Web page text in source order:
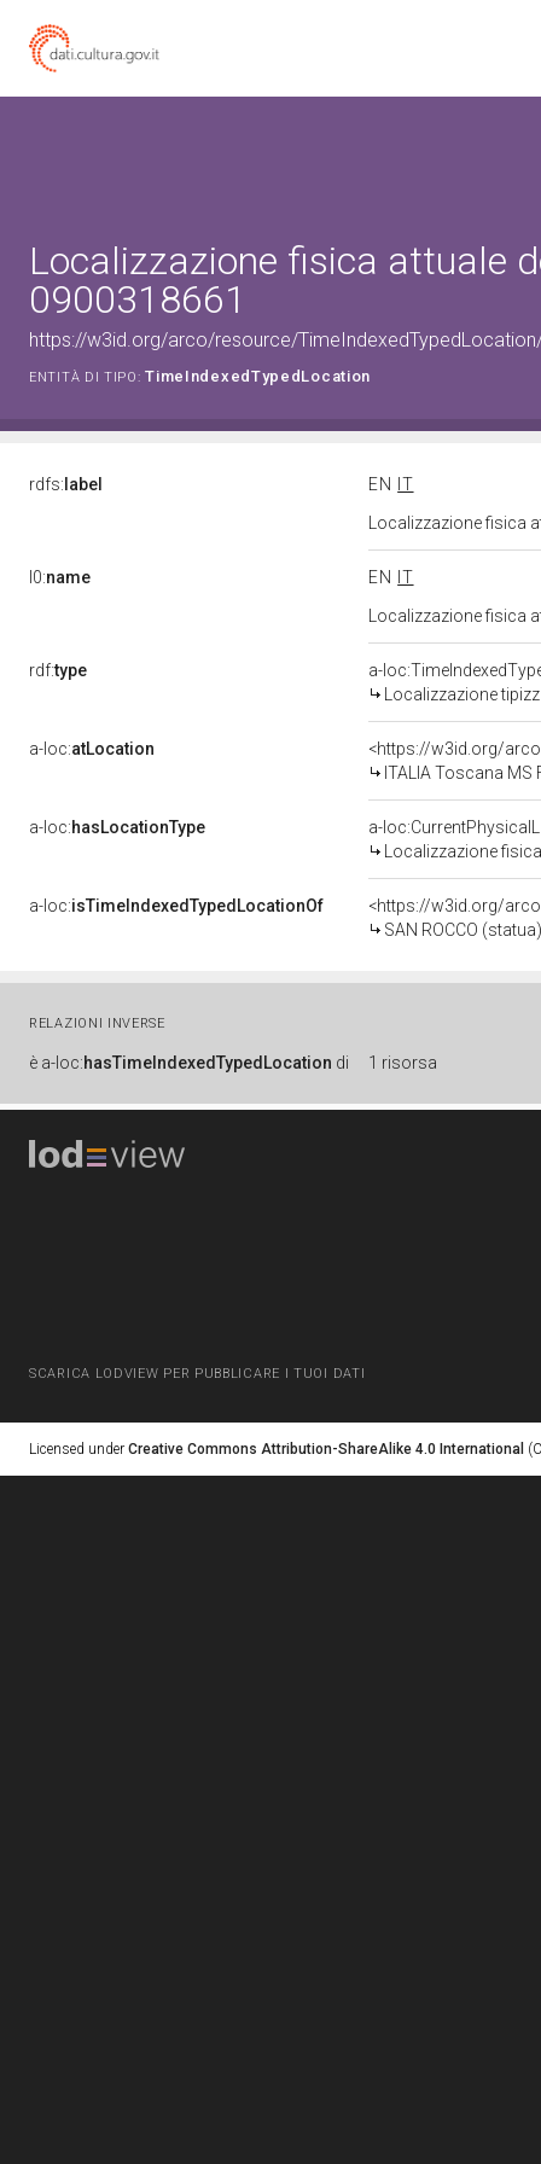
Localizzazione fisica attuale
0900318661
https://w3id.org/arco/resource/
ENTITÀ DI TIPO: TimeIndexedTypedLocation
rdfs: label EN
IT
Localizzazione fisica
l0:name EN
IT
Localizzazione fisica
rdf:type
a-
Localizzazione
a-loc:atLocation
<https://w3id.org/
ITALIA Toscana MS
a-loc:hasLocationType
a-
Localizzazione
a-loc:isTimeIndexedTypedLocationOf
<https://w3id.org/
SAN ROCCO
RELAZIONI INVERSE
è a-loc:hasTimeIndexedTypedLocation di 1 risorsa
SCARICA LODVIEW PER PUBBLICARE I TUOI DATI
Licensed under Creative Commons Attribution-ShareAlike 4.0 International